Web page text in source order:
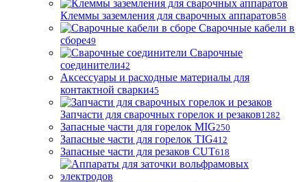
Клеммы заземления для сварочных аппаратов58
Сварочные кабели в
сборе49
Сварочные
соединители42
Аксессуары и расходные материалы для
контактной сварки45
Запчасти для сварочных горелок и резаков1282
Запасные части для горелок MIG250
Запасные части для горелок TIG412
Запасные части для резаков CUT618